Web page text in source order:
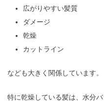
広がりやすい髪質
ダメージ
乾燥
カットライン
なども大きく関係しています。
特に乾燥している髪は、水分